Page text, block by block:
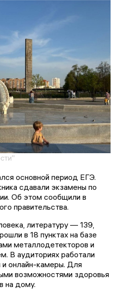
основной период ЕГЭ.
сдавали экзамены по
Об этом сообщили в
правительства.
литературу — 139,
в 18 пунктах на базе
металлодетекторов и
В аудиториях работали
и онлайн-камеры. Для
возможностями здоровья
на дому.